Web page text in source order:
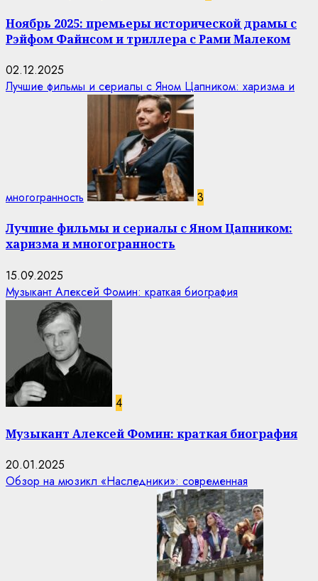
Ноябрь 2025: премьеры исторической драмы с
Рэйфом Файнсом и триллера с Рами Малеком
02.12.2025
Лучшие фильмы и сериалы с Яном Цапником: харизма и
многогранность 3
Лучшие фильмы и сериалы с Яном Цапником:
харизма и многогранность
15.09.2025
Музыкант Алексей Фомин: краткая биография
4
Музыкант Алексей Фомин: краткая биография
20.01.2025
Обзор на мюзикл «Наследники»: современная